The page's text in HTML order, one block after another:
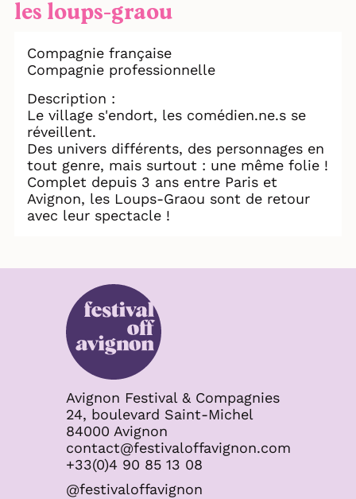
les loups-graou
Compagnie française
Compagnie professionnelle
Description :
Le village s'endort, les comédien.ne.s se
réveillent.
Des univers différents, des personnages en
tout genre, mais surtout : une même folie !
Complet depuis 3 ans entre Paris et
Avignon, les Loups-Graou sont de retour
avec leur spectacle !
Avignon Festival & Compagnies
24, boulevard Saint-Michel
84000 Avignon
contact@festivaloffavignon.com
+33(0)4 90 85 13 08
@festivaloffavignon